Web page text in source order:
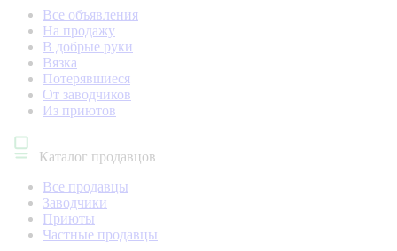
Все объявления
На продажу
В добрые руки
Вязка
Потерявшиеся
От заводчиков
Из приютов
Каталог продавцов
Все продавцы
Заводчики
Приюты
Частные продавцы